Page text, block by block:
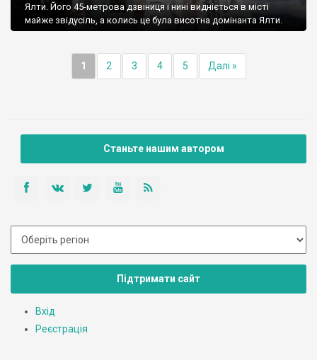
Ялти. Його 45-метрова дзвіниця і нині видніється в місті
майже звідусіль, а колись це була висотна домінанта Ялти.
1 2 3 4 5 Далі »
Станьте нашим автором
Підтримати сайт
Вхід
Реєстрація